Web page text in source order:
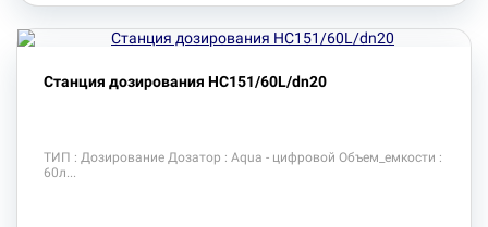
Станция дозирования HC151/60L/dn20
ТИП : Дозирование Дозатор : Aqua - цифровой Объем_емкости :
60л